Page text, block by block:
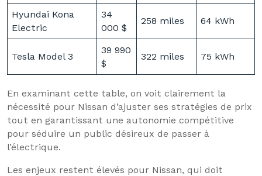
Hyundai Kona
Electric
34
000 $
258 miles 64 kWh
Tesla Model 3
39 990
$
322 miles 75 kWh
En examinant cette table, on voit clairement la
nécessité pour Nissan d’ajuster ses stratégies de prix
tout en garantissant une autonomie compétitive
pour séduire un public désireux de passer à
l’électrique.
Les enjeux restent élevés pour Nissan, qui doit